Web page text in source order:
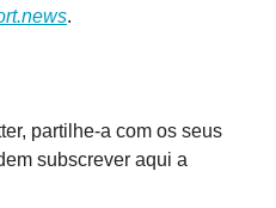
.
partilhe-a com os seus